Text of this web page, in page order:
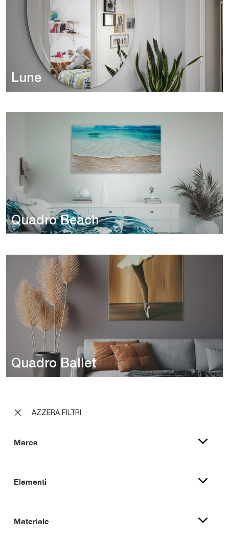
AZZERA FILTRI
Marca
Elementi
Materiale
Lune
Quadro Beach
Quadro Ballet